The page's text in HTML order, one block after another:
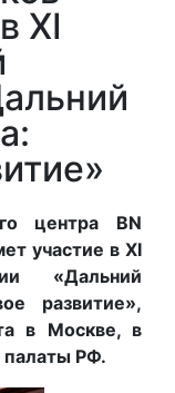
XI
центра BN
участие в XI
«Дальний
развитие»,
в Москве, в
палаты РФ.